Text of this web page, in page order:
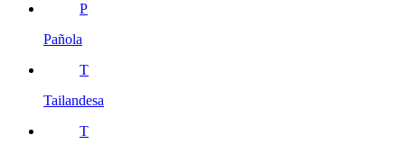
P
Pañola
T
Tailandesa
T